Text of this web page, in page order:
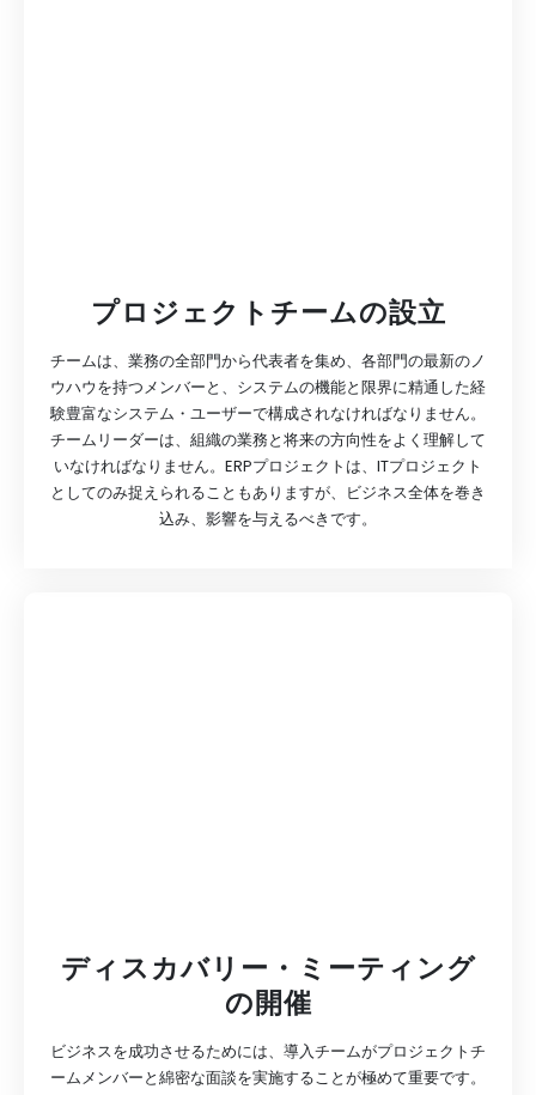
プロジェクトチームの設立
チームは、業務の全部門から代表者を集め、各部門の最新のノ
ウハウを持つメンバーと、システムの機能と限界に精通した経
験豊富なシステム・ユーザーで構成されなければなりません。
チームリーダーは、組織の業務と将来の方向性をよく理解して
いなければなりません。ERPプロジェクトは、ITプロジェクト
としてのみ捉えられることもありますが、ビジネス全体を巻き
込み、影響を与えるべきです。
ディスカバリー・ミーティング
の開催
ビジネスを成功させるためには、導入チームがプロジェクトチ
ームメンバーと綿密な面談を実施することが極めて重要です。